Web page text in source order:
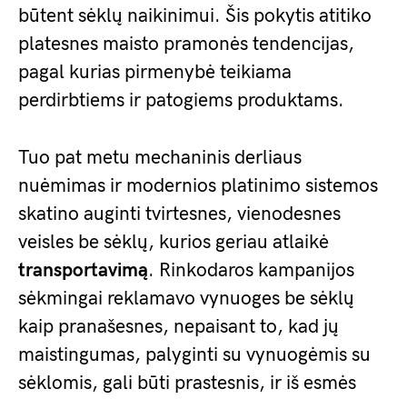
būtent sėklų naikinimui. Šis pokytis atitiko
platesnes maisto pramonės tendencijas,
pagal kurias pirmenybė teikiama
perdirbtiems ir patogiems produktams.
Tuo pat metu mechaninis derliaus
nuėmimas ir modernios platinimo sistemos
skatino auginti tvirtesnes, vienodesnes
veisles be sėklų, kurios geriau atlaikė
transportavimą. Rinkodaros kampanijos
sėkmingai reklamavo vynuoges be sėklų
kaip pranašesnes, nepaisant to, kad jų
maistingumas, palyginti su vynuogėmis su
sėklomis, gali būti prastesnis, ir iš esmės